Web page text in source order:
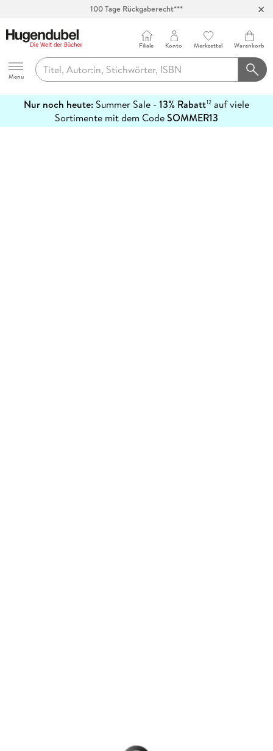
100 Tage Rückgaberecht***
Hugendubel
Menu
Filiale Konto Merkzettel Warenkorb
Nur noch heute: Summer Sale - 13% Rabatt12 auf viele
Sortimente mit dem CodeSOMMER13
erfahren